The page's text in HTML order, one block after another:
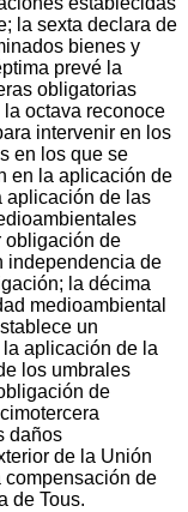
la sexta declara de
bienes y
prevé la
obligatorias
octava reconoce
intervenir en los
en los que se
en la aplicación de
aplicación de las
obligación de
independencia de
la décima
medioambiental
un
aplicación de la
los umbrales
de
daños
de la Unión
compensación de
de Tous.